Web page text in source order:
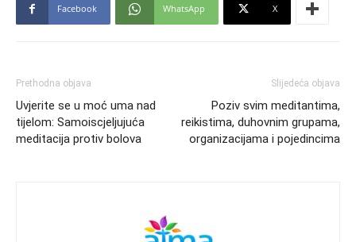
Facebook WhatsApp X
Prethodna objava
Uvjerite se u moć uma nad
tijelom: Samoiscjeljujuća
meditacija protiv bolova
Slijedeća objava
Poziv svim meditantima,
reikistima, duhovnim grupama,
organizacijama i pojedincima